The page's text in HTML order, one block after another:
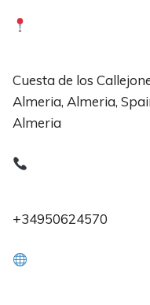
Cuesta de los
Almeria, Almeria,
Almeria
+34950624570